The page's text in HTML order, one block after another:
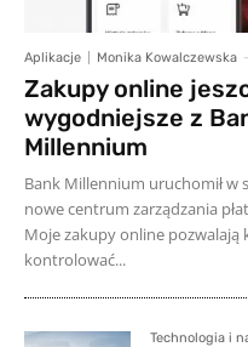
Aplikacje Monika Kowalczewska -
Zakupy online
wygodniejsze z
Millennium
Bank Millennium uruchomił w
nowe centrum zarządzania
Moje zakupy online pozwalają
kontrolować...
Technologia i